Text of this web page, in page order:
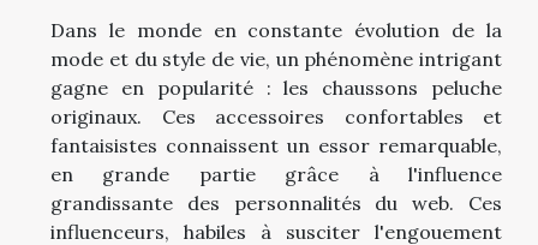
Dans le monde en constante évolution de la
mode et du style de vie, un phénomène intrigant
gagne en popularité : les chaussons peluche
originaux. Ces accessoires confortables et
fantaisistes connaissent un essor remarquable,
en grande partie grâce à l'influence
grandissante des personnalités du web. Ces
influenceurs, habiles à susciter l'engouement